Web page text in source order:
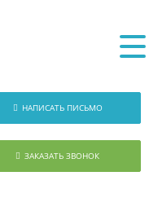
НАПИСАТЬ ПИСЬМО
ЗАКАЗАТЬ ЗВОНОК